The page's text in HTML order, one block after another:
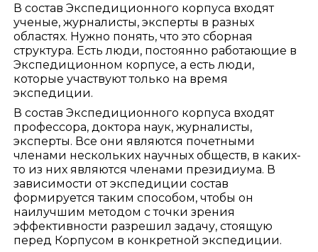
В состав Экспедиционного корпуса входят
ученые, журналисты, эксперты в разных
областях. Нужно понять, что это сборная
структура. Есть люди, постоянно работающие в
Экспедиционном корпусе, а есть люди,
которые участвуют только на время
экспедиции.
В состав Экспедиционного корпуса входят
профессора, доктора наук, журналисты,
эксперты. Все они являются почетными
членами нескольких научных обществ, в каких-
то из них являются членами президиума. В
зависимости от экспедиции состав
формируется таким способом, чтобы он
наилучшим методом с точки зрения
эффективности разрешил задачу, стоящую
перед Корпусом в конкретной экспедиции.